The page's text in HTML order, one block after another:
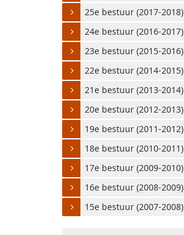
25e bestuur (2017-2018)
24e bestuur (2016-2017)
23e bestuur (2015-2016)
22e bestuur (2014-2015)
21e bestuur (2013-2014)
20e bestuur (2012-2013)
19e bestuur (2011-2012)
18e bestuur (2010-2011)
17e bestuur (2009-2010)
16e bestuur (2008-2009)
15e bestuur (2007-2008)